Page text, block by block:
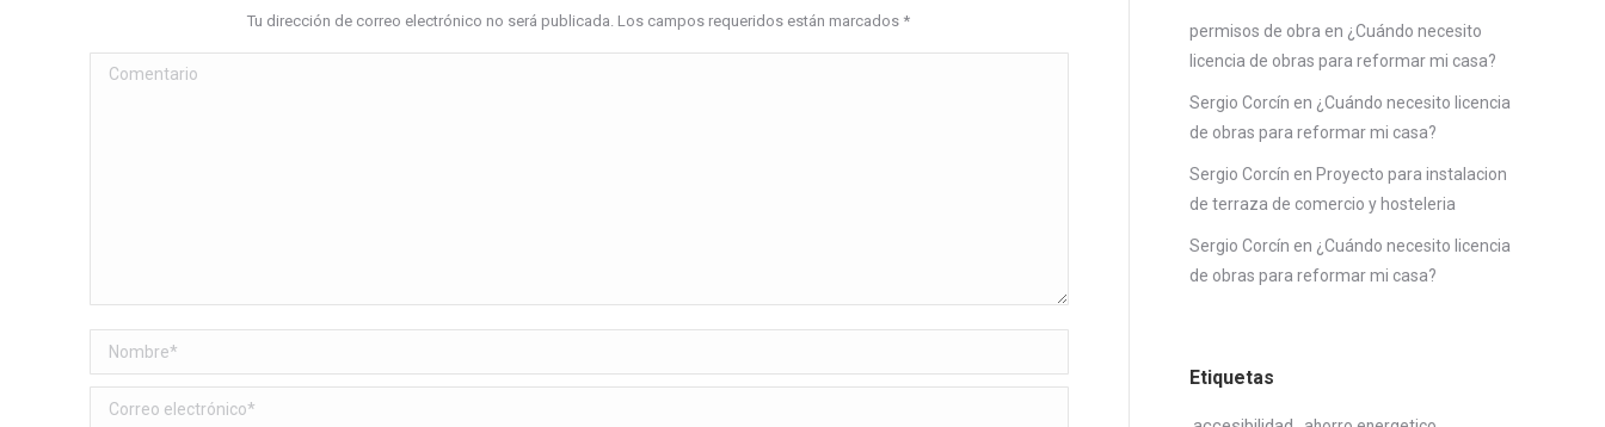
Tu dirección de correo electrónico no será publicada. Los campos requeridos están marcados *
Comentario
Nombre *
Correo electrónico *
permisos de obra en ¿Cuándo necesito
licencia de obras para reformar mi casa?
Sergio Corcín en ¿Cuándo necesito licencia
de obras para reformar mi casa?
Sergio Corcín en Proyecto para instalacion
de terraza de comercio y hosteleria
Sergio Corcín en ¿Cuándo necesito licencia
de obras para reformar mi casa?
Etiquetas